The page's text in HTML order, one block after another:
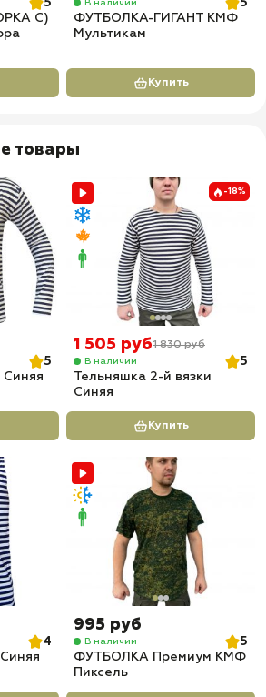
5
С)
В наличии
5
ФУТБОЛКА-ГИГАНТ КМФ
Мультикам
Купить
товары
5
Синяя
-18%
1 505 руб1 830 руб
В наличии
5
Тельняшка 2-й вязки
Синяя
Купить
4
995 руб
В наличии
5
ФУТБОЛКА Премиум КМФ
Пиксель